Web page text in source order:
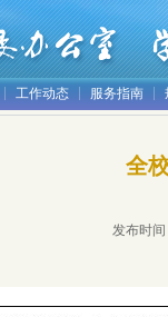
工作动态 服务指南
全
发布时